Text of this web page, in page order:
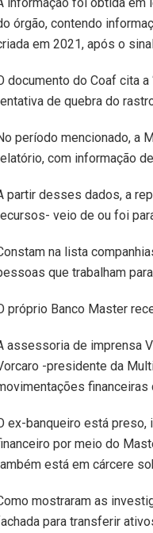
órgão, contendo
em 2021, após o
documento do Coaf cita
de quebra do
período mencionado, a
com informação
partir desses dados, a
veio de ou foi
na lista
que trabalham
próprio Banco Master
assessoria de imprensa
-presidente da
ex-banqueiro está
por meio do
está em cárcere
mostraram as
para transferir